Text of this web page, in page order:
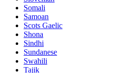
Somali
Samoan
Scots Gaelic
Shona
Sindhi
Sundanese
Swahili
Tajik